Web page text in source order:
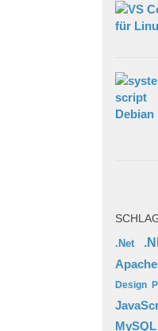
.Net
Apache
Design
MySQL